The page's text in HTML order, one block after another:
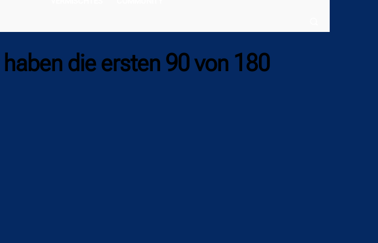
die ersten 90 von 180